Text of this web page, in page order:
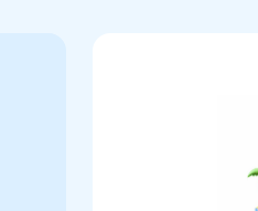
clientes confiam no nosso serviço
Grandeza.